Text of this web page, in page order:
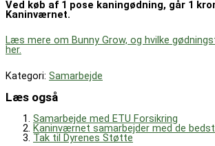
Ved køb af 1 pose kaningødning, går 1
Kaninværnet.
Læs mere om Bunny Grow, og hvilke
her.
Kategori: Samarbejde
Læs også
Samarbejde med ETU Forsikring
Kaninværnet samarbejder med de
Tak til Dyrenes Støtte